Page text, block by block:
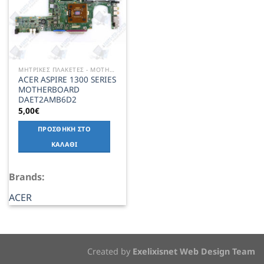
ACER ASPIRE 1300 SERIES
MOTHERBOARD
DAET2AMB6D2
5,00€
ΠΡΟΣΘΉΚΗ ΣΤΟ
ΚΑΛΆΘΙ
Brands:
ACER
Created by Exelixisnet Web Design Team